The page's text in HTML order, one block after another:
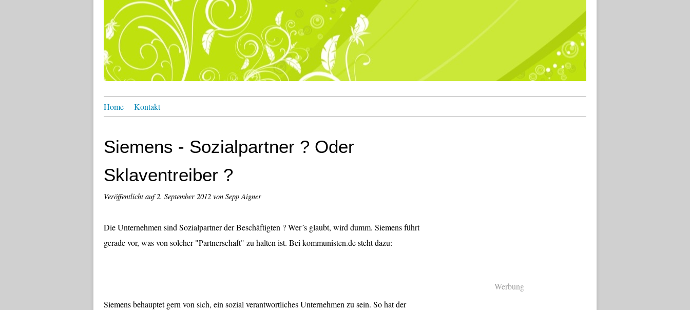
Home Kontakt
Siemens - Sozialpartner ? Oder
Sklaventreiber ?
Veröffentlicht auf2. September 2012 von Sepp Aigner
Die Unternehmen sind Sozialpartner der Beschäftigten ? Wer´s glaubt, wird dumm. Siemens führt
gerade vor, was von solcher "Partnerschaft" zu halten ist. Bei kommunisten.de steht dazu:
Siemens behauptet gern von sich, ein sozial verantwortliches Unternehmen zu sein. So hat der
Werbung